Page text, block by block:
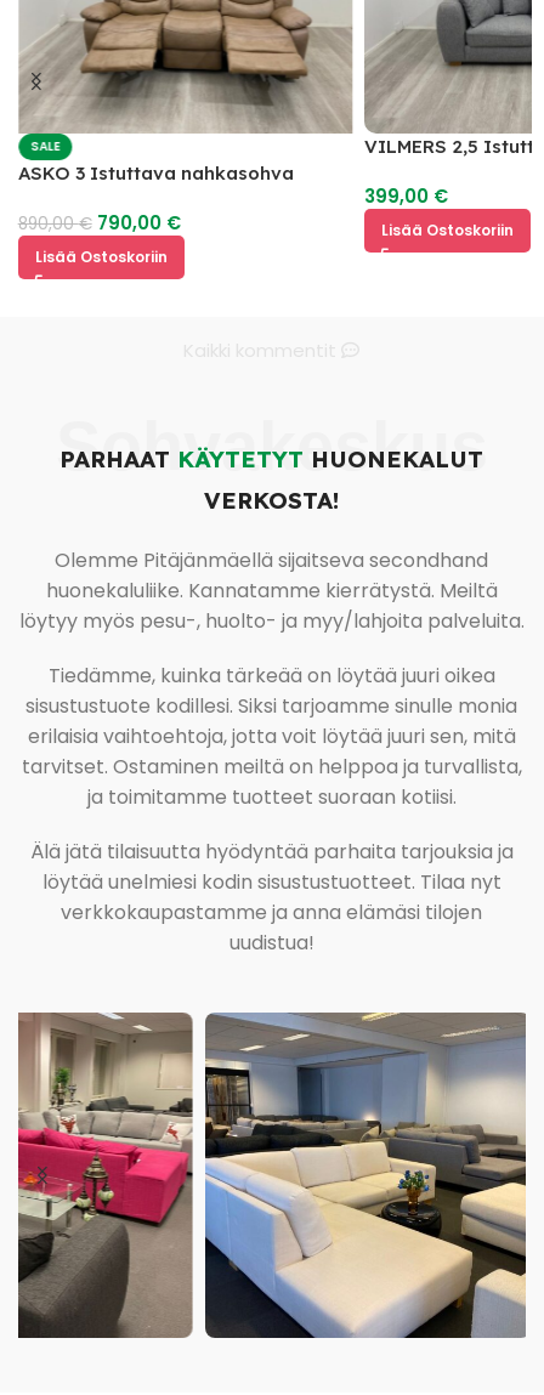
SALE
ASKO 3 Istuttava nahkasohva
890,00€ 790,00 €
Lisää Ostoskoriin
VILMERS 2,5
399,00 €
Lisää Ostoskoriin
Sohvakeskus
PARHAAT KÄYTETYT HUONEKALUT
VERKOSTA!
Olemme Pitäjänmäellä sijaitseva secondhand
huonekaluliike. Kannatamme kierrätystä. Meiltä
löytyy myös pesu-, huolto- ja myy/lahjoita palveluita.
Tiedämme, kuinka tärkeää on löytää juuri oikea
sisustustuote kodillesi. Siksi tarjoamme sinulle monia
erilaisia vaihtoehtoja, jotta voit löytää juuri sen, mitä
tarvitset. Ostaminen meiltä on helppoa ja turvallista,
ja toimitamme tuotteet suoraan kotiisi.
Älä jätä tilaisuutta hyödyntää parhaita tarjouksia ja
löytää unelmiesi kodin sisustustuotteet. Tilaa nyt
verkkokaupastamme ja anna elämäsi tilojen
uudistua!